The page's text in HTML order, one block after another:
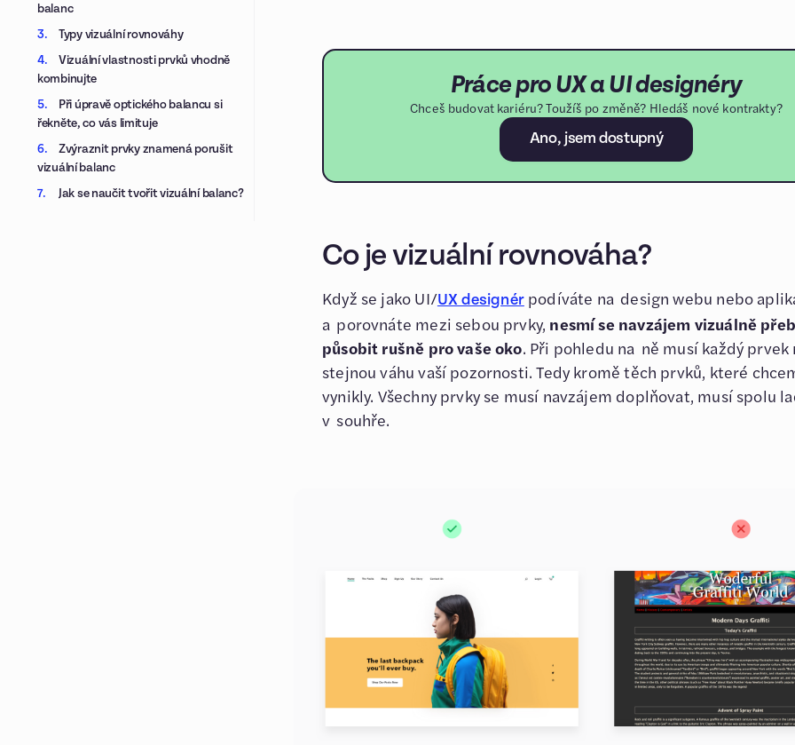
Práce pro UX a UI designéry
Chceš budovat kariéru? Toužíš po změně? Hledáš nové kontrakty?
Ano, jsem dostupný
Co je vizuální rovnováha?
Když se jako UI/UX designérpodíváte na design webu nebo
a porovnáte mezi sebou prvky, nesmí se navzájem vizuálně
působit rušně pro vaše oko. Při pohledu na ně musí každý prvek
stejnou váhu vaší pozornosti. Tedy kromě těch prvků, které
vynikly. Všechny prvky se musí navzájem doplňovat, musí spolu
v souhře.
balanc
Typy vizuální rovnováhy
Vizuální vlastnosti prvků vhodně
kombinujte
Při úpravě optického balancu si
řekněte, co vás limituje
Zvýraznit prvky znamená porušit
vizuální balanc
Jak se naučit tvořit vizuální balanc?